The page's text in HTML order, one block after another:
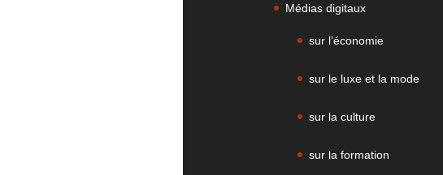
Médias digitaux
sur l’économie
sur le luxe et la mode
sur la culture
sur la formation